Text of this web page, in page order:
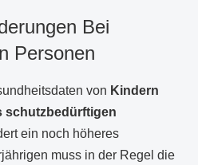
Bei
Personen
von Kindern
schutzbedürftigen
ein noch höheres
muss in der Regel die